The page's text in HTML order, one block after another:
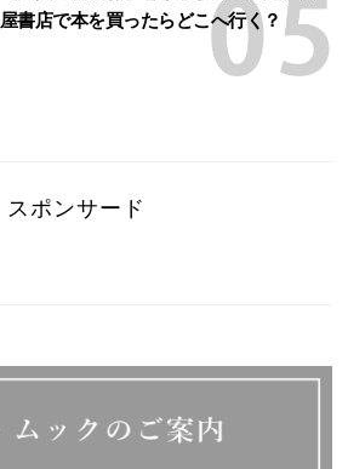
屋書店で本を買ったらどこへ行く？
スポンサード